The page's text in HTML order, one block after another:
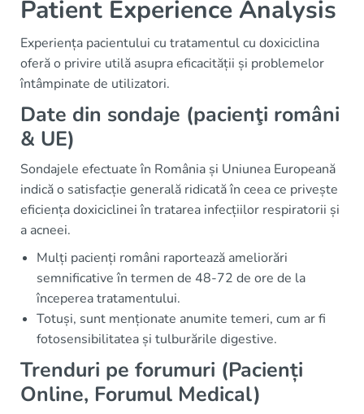
Patient Experience Analysis
Experiența pacientului cu tratamentul cu doxiciclina
oferă o privire utilă asupra eficacității și problemelor
întâmpinate de utilizatori.
Date din sondaje (pacienţi români
& UE)
Sondajele efectuate în România și Uniunea Europeană
indică o satisfacție generală ridicată în ceea ce privește
eficiența doxiciclinei în tratarea infecțiilor respiratorii și
a acneei.
Mulți pacienți români raportează ameliorări
semnificative în termen de 48-72 de ore de la
începerea tratamentului.
Totuși, sunt menționate anumite temeri, cum ar fi
fotosensibilitatea și tulburările digestive.
Trenduri pe forumuri (Pacienți
Online, Forumul Medical)